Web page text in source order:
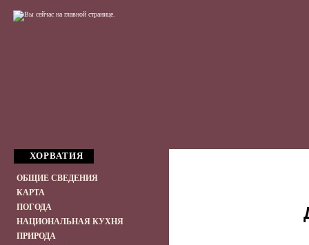
ХОРВАТИЯ
ОБЩИЕ СВЕДЕНИЯ
КАРТА
ПОГОДА
НАЦИОНАЛЬНАЯ КУХНЯ
ПРИРОДА